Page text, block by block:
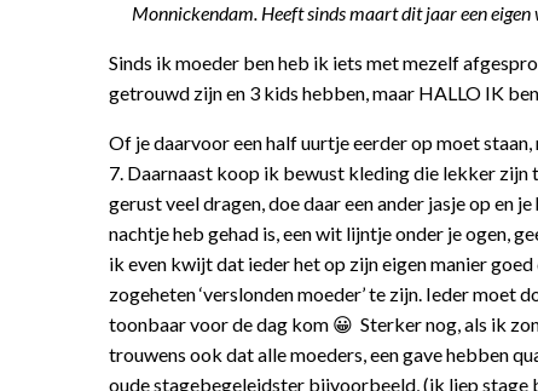
Monnickendam. Heeft sinds maart dit jaar een eigen
Sinds ik moeder ben heb ik iets met mezelf
getrouwd zijn en 3 kids hebben, maar HALLO IK
Of je daarvoor een half uurtje eerder op moet
7. Daarnaast koop ik bewust kleding die lekker zijn
gerust veel dragen, doe daar een ander jasje op en
nachtje heb gehad is, een wit lijntje onder je ogen,
ik even kwijt dat ieder het op zijn eigen manier
zogeheten ‘verslonden moeder’ te zijn. Ieder moet
toonbaar voor de dag kom 😀 Sterker nog, als ik
trouwens ook dat alle moeders, een gave hebben
oude stagebegeleidster bijvoorbeeld, (ik liep stage